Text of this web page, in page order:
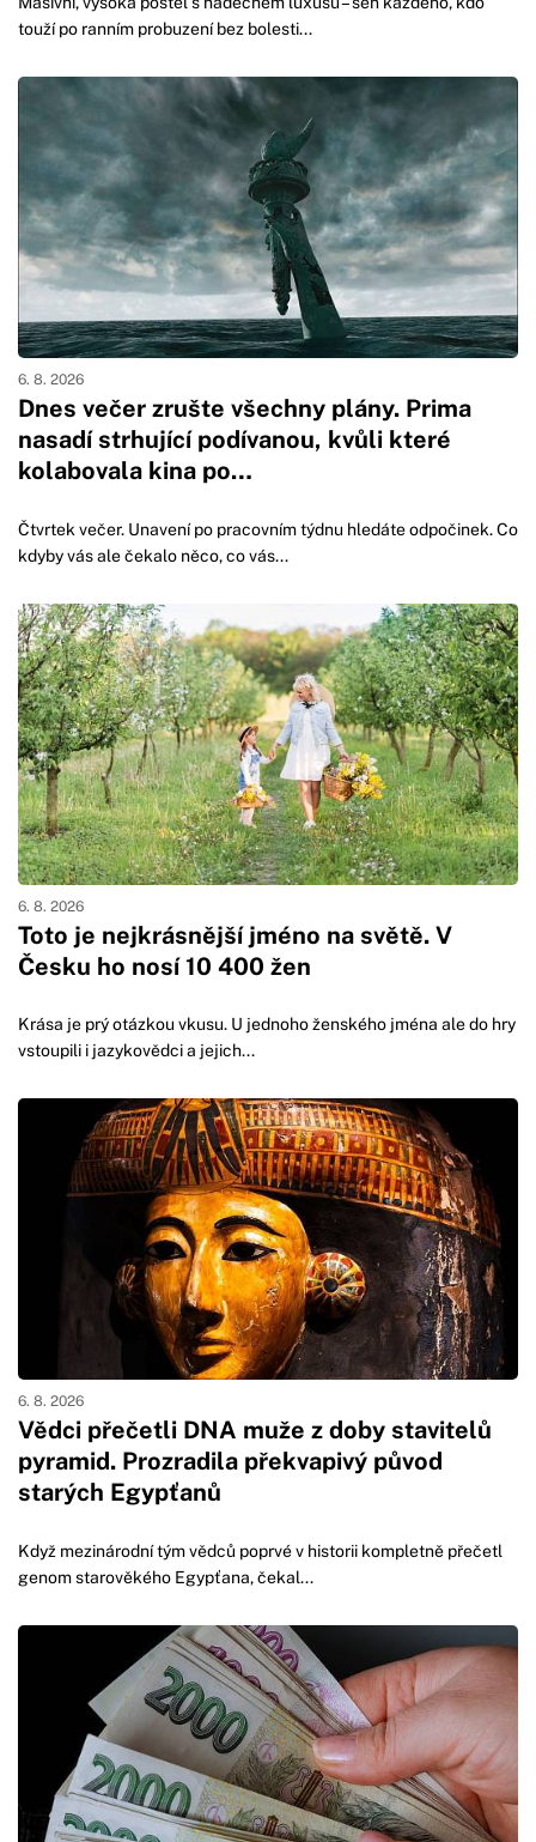
touží po ranním probuzení bez bolesti...
Dnes večer zrušte všechny plány. Prima
nasadí strhující podívanou, kvůli které
kolabovala kina po…
6. 8. 2026
Čtvrtek večer. Unavení po pracovním týdnu hledáte odpočinek. Co
kdyby vás ale čekalo něco, co vás...
Toto je nejkrásnější jméno na světě. V
Česku ho nosí 10 400 žen
6. 8. 2026
Krása je prý otázkou vkusu. U jednoho ženského jména ale do hry
vstoupili i jazykovědci a jejich...
Vědci přečetli DNA muže z doby stavitelů
pyramid. Prozradila překvapivý původ
starých Egypťanů
6. 8. 2026
Když mezinárodní tým vědců poprvé v historii kompletně přečetl
genom starověkého Egypťana, čekal...